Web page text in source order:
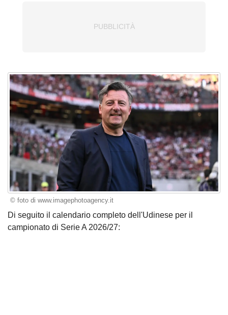
© foto di www.imagephotoagency.it
Di seguito il calendario completo dell'Udinese per il
campionato di Serie A 2026/27: